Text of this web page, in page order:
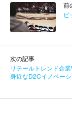
前
ビ
次の記事
リテールトレンド企
身近なD2Cイノベー